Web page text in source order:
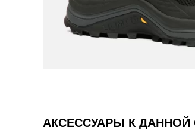
АКСЕССУАРЫ К ДАННОЙ